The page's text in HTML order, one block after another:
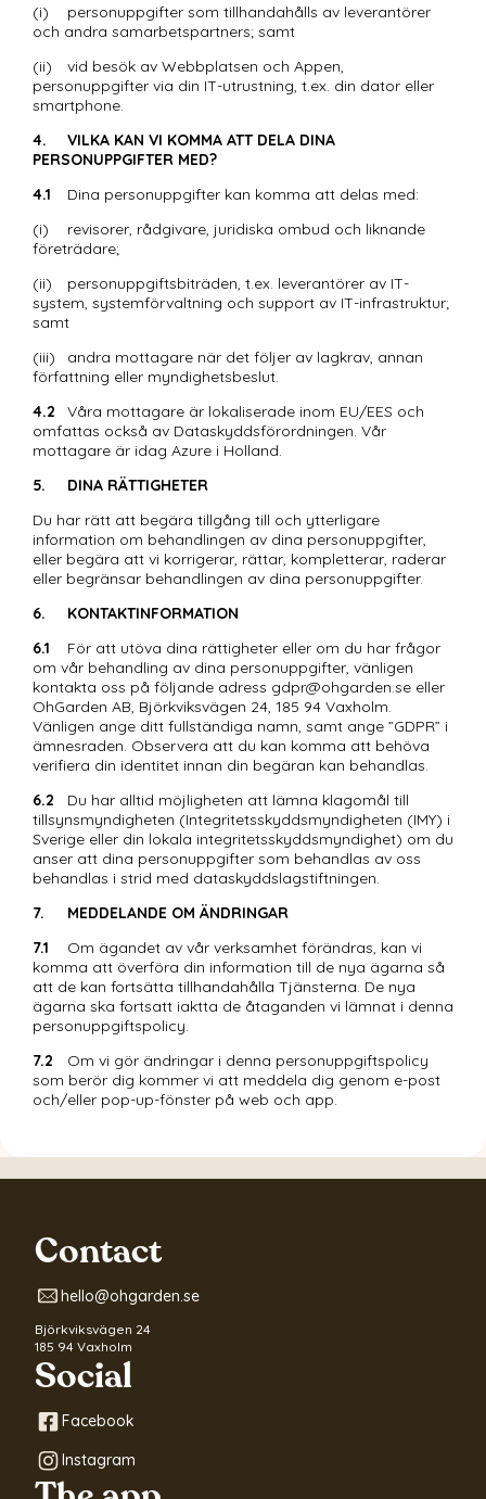
(i)	personuppgifter som tillhandahålls av leverantörer
och andra samarbetspartners; samt
(ii)	vid besök av Webbplatsen och Appen,
personuppgifter via din IT-utrustning, t.ex. din dator eller
smartphone.
4.	VILKA KAN VI KOMMA ATT DELA DINA
PERSONUPPGIFTER MED?
4.1
	Dina personuppgifter kan komma att delas med:
(i)	revisorer, rådgivare, juridiska ombud och liknande
företrädare;
(ii)	personuppgiftsbiträden, t.ex. leverantörer av IT-
system, systemförvaltning och support av IT-infrastruktur;
samt
(iii)	andra mottagare när det följer av lagkrav, annan
författning eller myndighetsbeslut.
4.2
omfattas också av Dataskyddsförordningen. Vår
mottagare är idag Azure i Holland.
5.	DINA RÄTTIGHETER
Du har rätt att begära tillgång till och ytterligare
information om behandlingen av dina personuppgifter,
eller begära att vi korrigerar, rättar, kompletterar, raderar
eller begränsar behandlingen av dina personuppgifter.
6.	KONTAKTINFORMATION
6.1
om vår behandling av dina personuppgifter, vänligen
kontakta oss på följande adress gdpr@ohgarden.se eller
OhGarden AB, Björkviksvägen 24, 185 94 Vaxholm.
Vänligen ange ditt fullständiga namn, samt ange ”GDPR” i
ämnesraden. Observera att du kan komma att behöva
verifiera din identitet innan din begäran kan behandlas.
6.2
tillsynsmyndigheten (Integritetsskyddsmyndigheten (IMY) i
Sverige eller din lokala integritetsskyddsmyndighet) om du
anser att dina personuppgifter som behandlas av oss
behandlas i strid med dataskyddslagstiftningen.
7.	MEDDELANDE OM ÄNDRINGAR
7.1
komma att överföra din information till de nya ägarna så
att de kan fortsätta tillhandahålla Tjänsterna. De nya
ägarna ska fortsatt iaktta de åtaganden vi lämnat i denna
personuppgiftspolicy.
Om vi gör ändringar i denna personuppgiftspolicy
som berör dig kommer vi att meddela dig genom e-post
och/eller pop-up-fönster på web och app.
Contact
hello@ohgarden.se
Björkviksvägen 24
185 94 Vaxholm
Social
Facebook
Instagram